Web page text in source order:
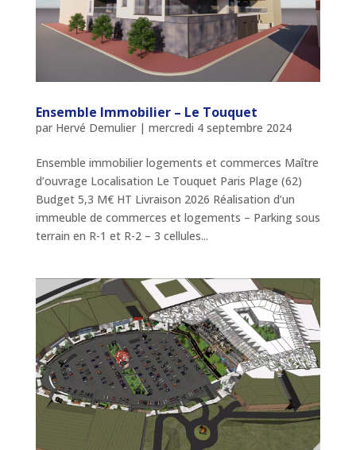
Ensemble Immobilier – Le Touquet
par Hervé Demulier| mercredi 4 septembre 2024
Ensemble immobilier logements et commerces Maître
d’ouvrage Localisation Le Touquet Paris Plage (62)
Budget 5,3 M€ HT Livraison 2026 Réalisation d’un
immeuble de commerces et logements – Parking sous
terrain en R-1 et R-2 – 3 cellules...